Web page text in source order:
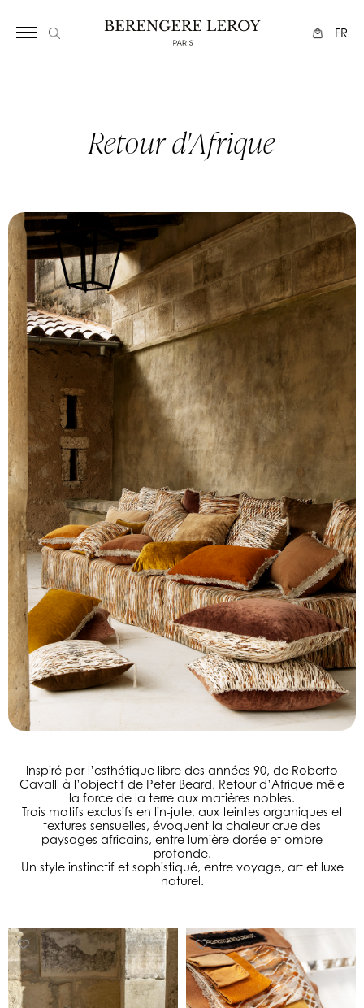
FR
Retour d'Afrique
Inspiré par l’esthétique libre des années 90, de Roberto
Cavalli à l’objectif de Peter Beard, Retour d’Afrique mêle
la force de la terre aux matières nobles.
Trois motifs exclusifs en lin-jute, aux teintes organiques et
textures sensuelles, évoquent la chaleur crue des
paysages africains, entre lumière dorée et ombre
profonde.
Un style instinctif et sophistiqué, entre voyage, art et luxe
naturel.